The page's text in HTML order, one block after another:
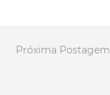
Próxima Postagem